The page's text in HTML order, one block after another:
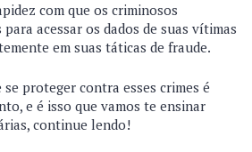
com que os criminosos
acessar os dados de suas vítimas
em suas táticas de fraude.
proteger contra esses crimes é
e é isso que vamos te ensinar
continue lendo!